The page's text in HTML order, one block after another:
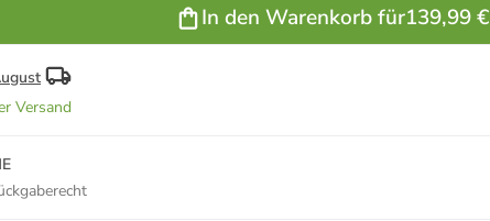
In den Warenkorb für139,99 €
Versand